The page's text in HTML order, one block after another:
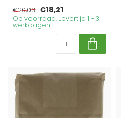
€20,03 €18,21
Op voorraad. Levertijd 1 - 3
werkdagen